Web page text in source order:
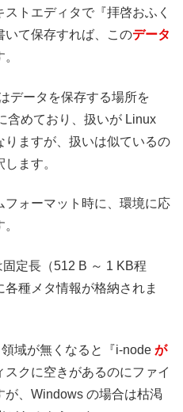
トエディタで『拝啓おふく
いて保存すれば、このデータ
データを保存する場所を
含めており、扱いが Linux
ますが、扱いは似ているの
ます。
フォーマット時に、環境に応
定長（512 B ～ 1 KB程
種メタ情報が格納されま
域が無くなると『i-node が
スクに空きがあるのにファイ
が、Windows の場合は枯渇